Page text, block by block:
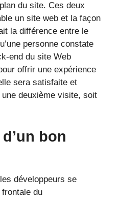
du site. Ces deux
un site web et la façon
la différence entre le
personne constate
end du site Web
offrir une expérience
sera satisfaite et
deuxième visite, soit
bon
développeurs se
du